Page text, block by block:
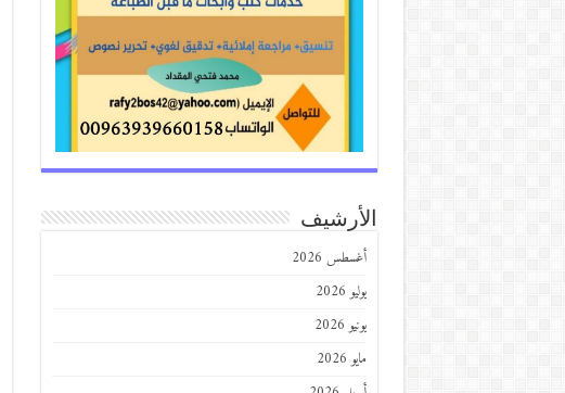
الأرشيف
أغسطس 2026
يوليو 2026
يونيو 2026
مايو 2026